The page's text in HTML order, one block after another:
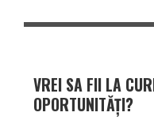
VREI SA FII LA
OPORTUNITĂȚI?